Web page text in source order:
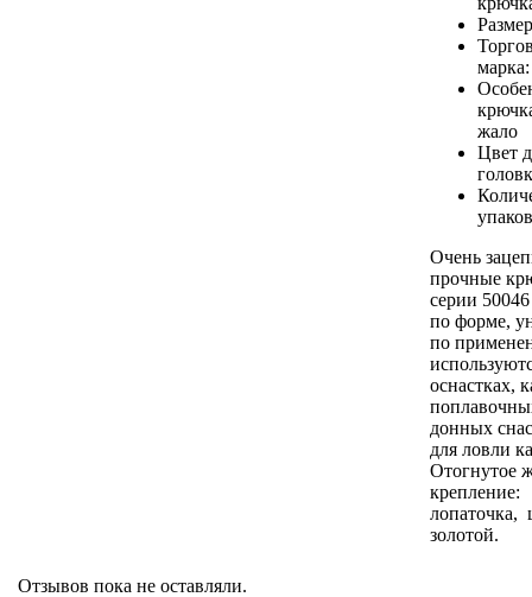
жало
Цвет
Очень
прочные
серии
по форме,
по
оснастках,
донных
для ловли
Отогнутое
крепление:
лопаточка,
золотой.
Отзывов пока не оставляли.